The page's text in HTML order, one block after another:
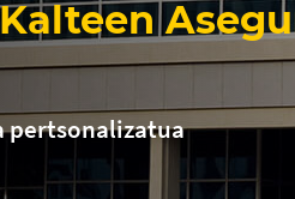
pertsonalizatua